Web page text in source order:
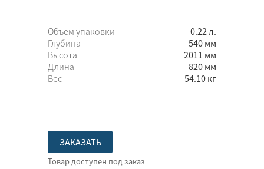
Объем упаковки
0.22 л.
Глубина
540 мм
Высота
2011 мм
Длина
820 мм
Вес
54.10 кг
ЗАКАЗАТЬ